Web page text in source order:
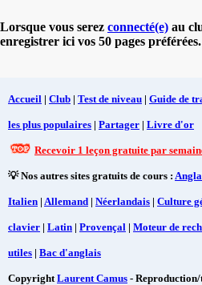
Lorsque vous serez connecté(e) au
enregistrer ici vos 50 pages préférées.
Accueil | Club | Test de niveau | Guide de
les plus populaires | Partager | Livre d'or
Recevoir 1 leçon gratuite par
💡 Nos autres sites gratuits de cours :
Italien | Allemand | Néerlandais | Culture
clavier | Latin | Provençal | Moteur de
utiles | Bac d'anglais
CopyrightLaurent Camus -